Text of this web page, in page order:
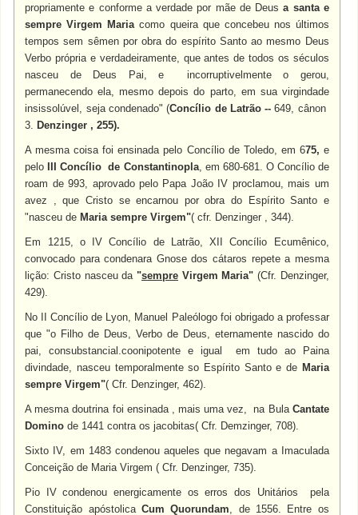
propriamente e conforme a verdade por mãe de Deusa santa e
sempre Virgem Maria como queira que concebeu nos últimos
tempos sem sêmen por obra do espírito Santo ao mesmo Deus
Verbo própria e verdadeiramente, que antes de todos os séculos
nasceu de Deus Pai, e incorruptivelmente o gerou,
permanecendo ela, mesmo depois do parto, em sua virgindade
insissolúvel, seja condenado" (Concílio de Latrão --649, cânon
3. Denzinger , 255).
A mesma coisa foi ensinada pelo Concílio de Toledo, em 675, e
peloIII Concílio de Constantinopla, em 680-681. O Concílio de
roam de 993, aprovado pelo Papa João IV proclamou, mais um
avez , que Cristo se encarnou por obra do Espírito Santo e
"nasceu deMaria sempre Virgem"( cfr. Denzinger , 344).
Em 1215, o IV Concílio de Latrão, XII Concílio Ecumênico,
convocado para condenara Gnose dos cátaros repete a mesma
lição: Cristo nasceu da "sempre Virgem Maria" (Cfr. Denzinger,
429).
No II Concílio de Lyon, Manuel Paleólogo foi obrigado a professar
que "o Filho de Deus, Verbo de Deus, eternamente nascido do
pai, consubstancial.coonipotente e igual em tudo ao Paina
divindade, nasceu temporalmente so Espírito Santo e de Maria
sempre Virgem"( Cfr. Denzinger, 462).
A mesma doutrina foi ensinada , mais uma vez, na Bula Cantate
Domino de 1441 contra os jacobitas( Cfr. Demzinger, 708).
Sixto IV, em 1483 condenou aqueles que negavam a Imaculada
Conceição de Maria Virgem ( Cfr. Denzinger, 735).
Pio IV condenou energicamente os erros dos Unitários pela
Constituição apóstolica Cum Quorundam , de 1556. Entre os